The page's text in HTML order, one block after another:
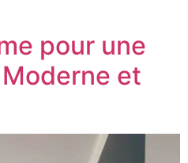
pour une
et